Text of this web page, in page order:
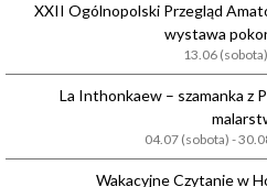
XXII Ogólnopolski Przegląd
wystawa
13.06
La Inthonkaew – szamanka z
04.07 (sobota) -
Wakacyjne Czytanie w